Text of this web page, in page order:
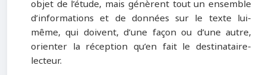
objet de l’étude, mais génèrent tout un ensemble
d’informations et de données sur le texte lui-
même, qui doivent, d’une façon ou d’une autre,
orienter la réception qu’en fait le destinataire-
lecteur.